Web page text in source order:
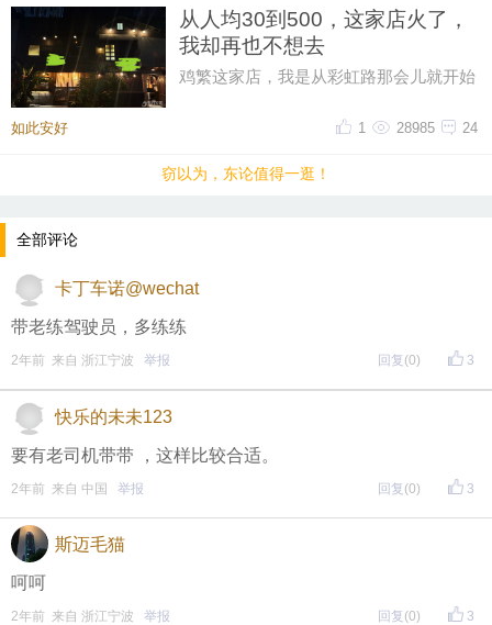
提示：回复之后就能看到红包，点击下方“开”即可领
取红包~
↓↓↓
红包帖分享此帖至朋友圈或好友，有机会获得更多红
包。
• 参与方式
一、评论主题内容即可领取红包！
二、分享主题帖，阅读数达到5个即可领取红包！
（必须在手机客户端参与哦！请注意下方参与方式
↓）
方式一：iOS已经上线，请大家在苹果手机APP Store页
从人均30到500，这家店火了，
我却再也不想去
鸡繁这家店，我是从彩虹路那会儿就开始
声再多，我也愿意去，那时候感
如此安好 24
28985
1
窃以为，东论值得一逛！
全部评论
卡丁车诺@wechat
带老练驾驶员，多练练
3
2年前 来自 浙江宁波 举报 回复 (0)
快乐的未未123
要有老司机带带 ，这样比较合适。
3
2年前 来自 中国 举报 回复 (0)
斯迈毛猫
呵呵
3
2年前 来自 浙江宁波 举报 回复 (0)